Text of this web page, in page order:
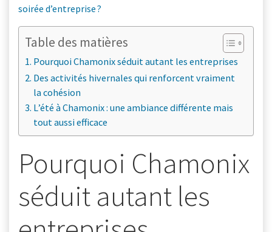
soirée d’entreprise ?
Table des matières
Pourquoi Chamonix séduit autant les entreprises
Des activités hivernales qui renforcent vraiment
la cohésion
L’été à Chamonix : une ambiance différente mais
tout aussi efficace
Pourquoi Chamonix
séduit autant les